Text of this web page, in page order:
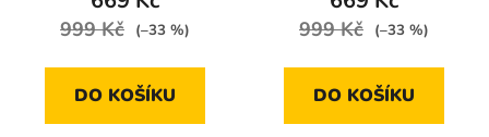
999 Kč (–33 %)
DO KOŠÍKU
999 Kč (–33 %)
DO KOŠÍKU